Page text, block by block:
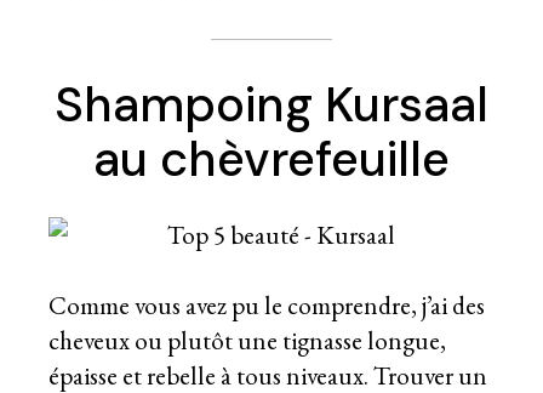
Shampoing Kursaal
au chèvrefeuille
Comme vous avez pu le comprendre, j’ai des
cheveux ou plutôt une tignasse longue,
épaisse et rebelle à tous niveaux. Trouver un